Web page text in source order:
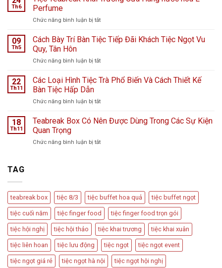
viện
Hà
ngày
bão
chuyện
Cầu
Th6
Perfume
Chức năng bình luận bị tắtở
Teabreak
Khai
Cửa
nước
Perfume
09
Th5
Cách Bày Trí Bàn Tiệc Tiếp Đãi Khách Tiệc Ngọt Vu
Quy, Tân Hôn
Chức năng bình luận bị tắtở
Bày
Tiệc
Đãi
Ngọt
22
Th11
Các Loại Hình Tiệc Trà Phổ Biến Và Cách Thiết Kế
Bàn Tiệc Hấp Dẫn
Chức năng bình luận bị tắtở
Loại
Trà
Kế
Bàn
Tiệc
Hấp
Dẫn
18
Th11
Teabreak Box Có Nên Được Dùng Trong Các Sự Kiện
Quan Trọng
Chức năng bình luận bị tắtở
Dùng
Trong
Các
Sự
Kiện
Quan
Trọng
TAG
teabreak box tiệc 8/3 tiệc buffet hoa quả tiệc buffet ngọt
tiệc cuối năm tiệc finger food tiệc finger food trọn gói
tiệc hội nghị tiệc hội thảo tiệc khai trương tiệc khai xuân
tiệc liên hoan tiệc lưu động tiệc ngọt tiệc ngọt event
tiệc ngọt giá rẻ tiệc ngọt hà nội tiệc ngọt hội nghị